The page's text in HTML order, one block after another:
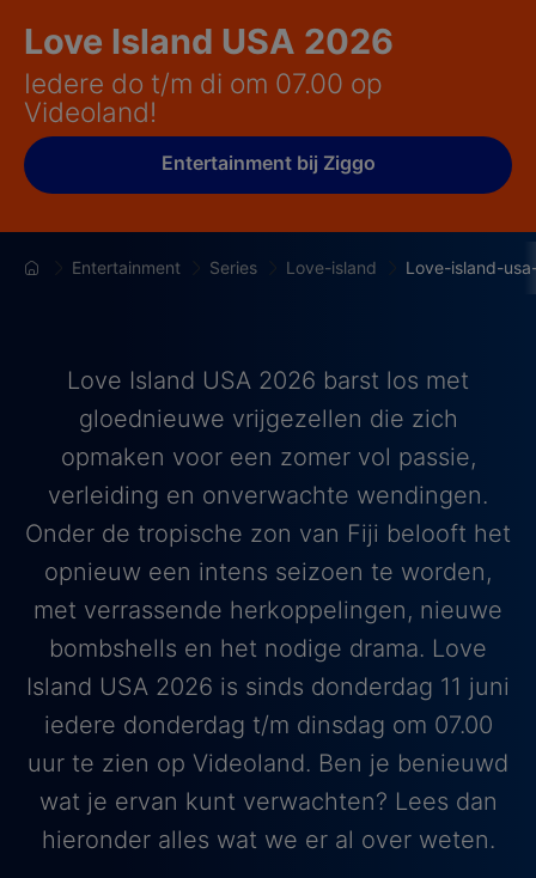
Love Island USA 2026
Iedere do t/m di om 07.00 op
Videoland!
Entertainment bij Ziggo
Entertainment Series Love-island Love-island-
Love Island USA 2026 barst los met
gloednieuwe vrijgezellen die zich
opmaken voor een zomer vol passie,
verleiding en onverwachte wendingen.
Onder de tropische zon van Fiji belooft het
opnieuw een intens seizoen te worden,
met verrassende herkoppelingen, nieuwe
bombshells en het nodige drama. Love
Island USA 2026 is sinds donderdag 11 juni
iedere donderdag t/m dinsdag om 07.00
uur te zien op Videoland. Ben je benieuwd
wat je ervan kunt verwachten? Lees dan
hieronder alles wat we er al over weten.